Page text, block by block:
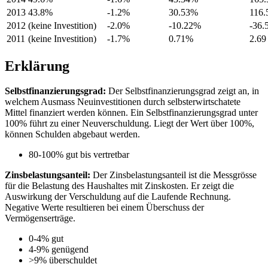
2013 43.8% -1.2% 30.53%
2012 (keine Investition) -2.0% -10.22%
-
2011 (keine Investition) -1.7% 0.71% 2.69
Erklärung
Selbstfinanzierungsgrad: Der Selbstfinanzierungsgrad zeigt an, in
welchem Ausmass Neuinvestitionen durch selbsterwirtschatete
Mittel finanziert werden können. Ein Selbstfinanzierungsgrad unter
100% führt zu einer Neuverschuldung. Liegt der Wert über 100%,
können Schulden abgebaut werden.
80-100% gut bis vertretbar
Zinsbelastungsanteil: Der Zinsbelastungsanteil ist die Messgrösse
für die Belastung des Haushaltes mit Zinskosten. Er zeigt die
Auswirkung der Verschuldung auf die Laufende Rechnung.
Negative Werte resultieren bei einem Überschuss der
Vermögenserträge.
0-4% gut
4-9% genügend
>9% überschuldet